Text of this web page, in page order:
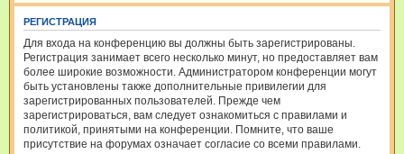
РЕГИСТРАЦИЯ
Для входа на конференцию вы должны быть зарегистрированы.
Регистрация занимает всего несколько минут, но предоставляет вам
более широкие возможности. Администратором конференции могут
быть установлены также дополнительные привилегии для
зарегистрированных пользователей. Прежде чем
зарегистрироваться, вам следует ознакомиться с правилами и
политикой, принятыми на конференции. Помните, что ваше
присутствие на форумах означает согласие со всеми правилами.